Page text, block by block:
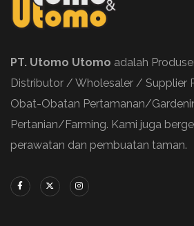
PT. Utomo Utomo adalah
Distributor / Wholesaler / Supplier
Obat-Obatan Pertamanan/
Pertanian/Farming. Kami juga
perawatan dan pembuatan taman.